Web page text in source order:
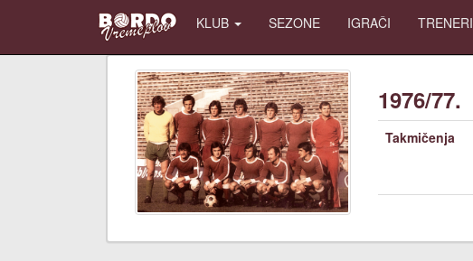
KLUB SEZONE IGRAČI TRENERI
1976/77.
Takmičenja